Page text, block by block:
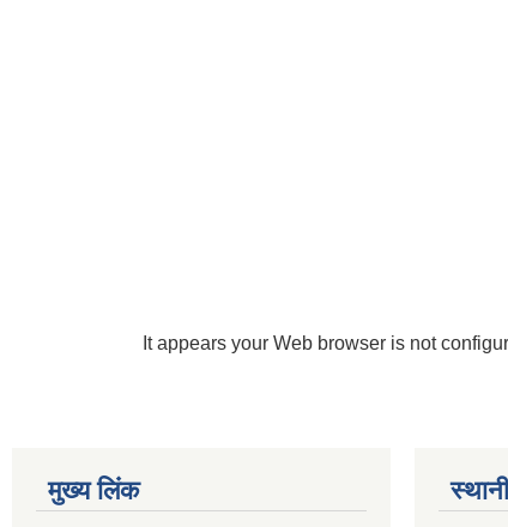
It appears your Web browser is not
मुख्य लिंक